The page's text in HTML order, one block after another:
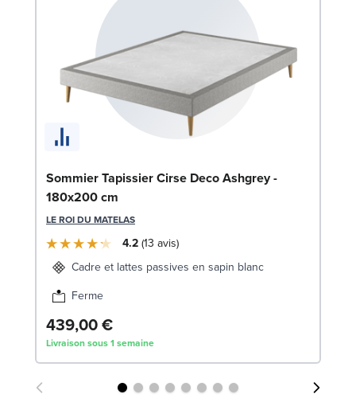
Sommier Tapissier Cirse Deco Ashgrey -
180x200 cm
LE ROI DU MATELAS
4.2 13 avis
Cadre et lattes passives en sapin blanc
Ferme
439,00 €
Livraison sous 1 semaine